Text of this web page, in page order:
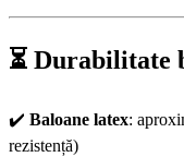
⏳ Durabilitate
✔️ Baloane latex:
rezistență)